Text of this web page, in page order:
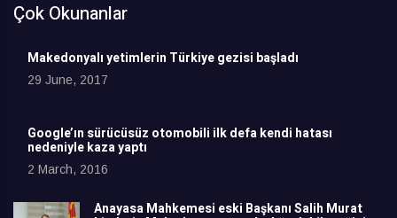
Çok Okunanlar
Makedonyalı yetimlerin Türkiye gezisi başladı
29 June, 2017
Google’ın sürücüsüz otomobili ilk defa kendi hatası
nedeniyle kaza yaptı
2 March, 2016
Anayasa Mahkemesi eski Başkanı Salih Murat